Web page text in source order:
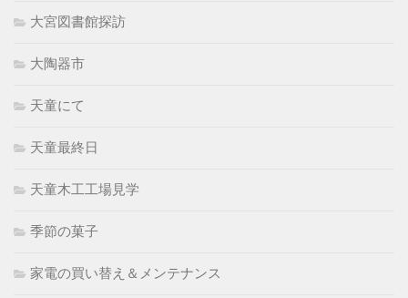
大宮図書館探訪
大陶器市
天童にて
天童最終日
天童木工工場見学
季節の菓子
家電の買い替え＆メンテナンス